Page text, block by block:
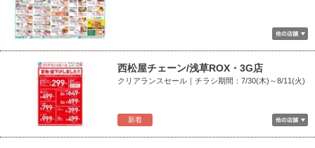
新着
西松屋チェーン/浅草ROX・3G店
クリアランスセール｜チラシ期間：7/30(木)～8/11(火)